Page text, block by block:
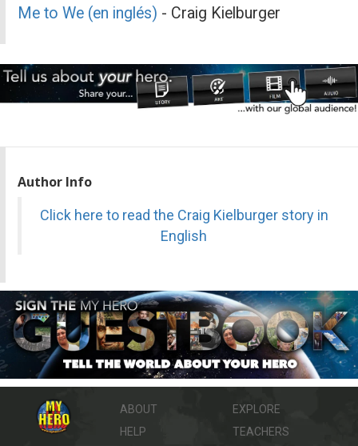
Me to We (en inglés) - Craig Kielburger
Author Info
Click here to read the Craig Kielburger story in
English
ABOUT
HELP
EXPLORE
TEACHERS